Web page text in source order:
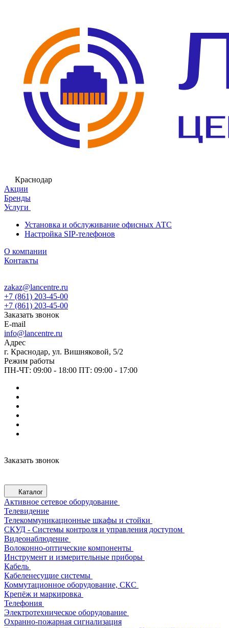
Краснодар
Акции
Бренды
Услуги
Установка и обслуживание офисных АТС
Настройка SIP-телефонов
О компании
Контакты
zakaz@lancentre.ru
+7 (861) 203-45-00
+7 (861) 203-45-00
Заказать звонок
E-mail
info@lancentre.ru
Адрес
г. Краснодар, ул. Вишняковой, 5/2
Режим работы
ПН-ЧТ: 09:00 - 18:00 ПТ: 09:00 - 17:00
Заказать звонок
Каталог
Активное сетевое оборудование
Телевидение
Телекоммуникационные шкафы и стойки
СКУД - Системы контроля и управления доступом
Видеонаблюдение
Волоконно-оптические компоненты
Инструмент и измерительные приборы
Кабель
Кабеленесущие системы
Коммутационное оборудование, СКС
Крепёж и маркировка
Телефония
Электротехническое оборудование
Охранно-пожарная сигнализация